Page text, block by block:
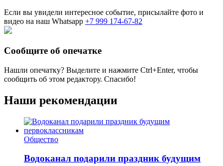
Если вы увидели интересное событие, присылайте фото и
видео на наш Whatsapp +7 999 174-67-82
Сообщите об опечатке
Нашли опечатку? Выделите и нажмите Ctrl+Enter, чтобы
сообщить об этом редактору. Спасибо!
Наши рекомендации
Общество
Водоканал подарили праздник будущим